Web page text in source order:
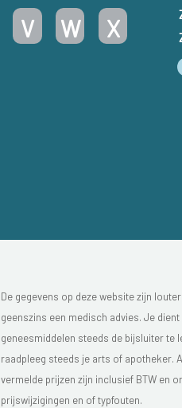
V W
X
De gegevens op deze website zijn
geenszins een medisch advies. Je
geneesmiddelen steeds de bijsluiter te
raadpleeg steeds je arts of apotheker.
vermelde prijzen zijn inclusief BTW en
prijswijzigingen en of typfouten.